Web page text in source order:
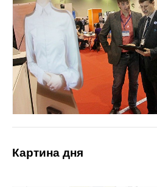
Картина дня